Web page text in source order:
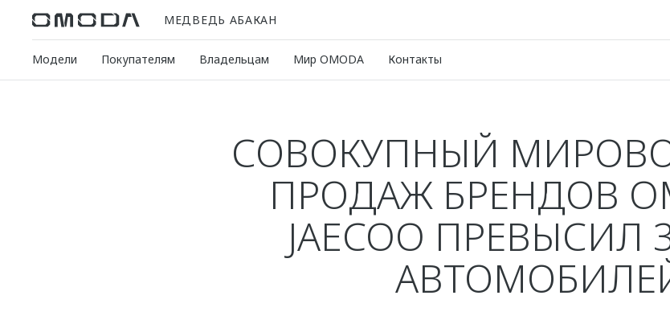
МЕДВЕДЬ АБАКАН
Модели Покупателям Владельцам Мир OMODA Контакты
СОВОКУПНЫЙ
ПРОДАЖ БРЕНДОВ
JAECOO ПРЕВЫСИЛ